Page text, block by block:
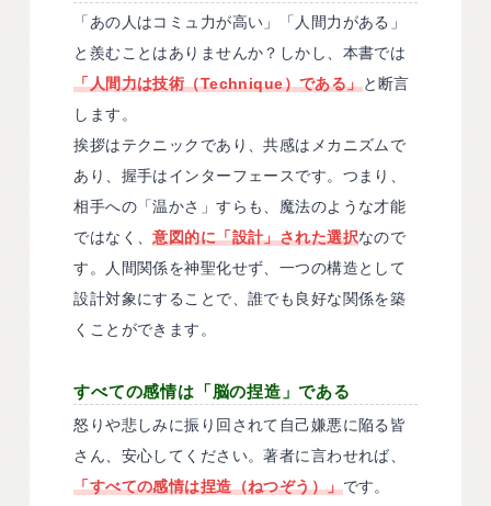
「あの人はコミュ力が高い」「人間力がある」
と羨むことはありませんか？しかし、本書では
「人間力は技術（Technique）である」と断言
します。
挨拶はテクニックであり、共感はメカニズムで
あり、握手はインターフェースです。つまり、
相手への「温かさ」すらも、魔法のような才能
ではなく、意図的に「設計」された選択なので
す。人間関係を神聖化せず、一つの構造として
設計対象にすることで、誰でも良好な関係を築
くことができます。
すべての感情は「脳の捏造」である
怒りや悲しみに振り回されて自己嫌悪に陥る皆
さん、安心してください。著者に言わせれば、
「すべての感情は捏造（ねつぞう）」です。